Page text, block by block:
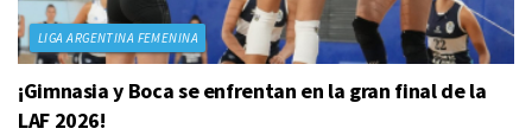
LIGA ARGENTINA FEMENINA
¡Gimnasia y Boca se enfrentan en la gran final de la
LAF 2026!